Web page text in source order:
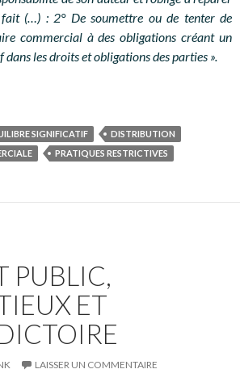
(…) : 2° De soumettre ou de tenter de
commercial à des obligations créant un
les droits et obligations des parties ».
SIGNIFICATIF
DISTRIBUTION
PRATIQUES RESTRICTIVES
PUBLIC,
ET
LAISSER UN COMMENTAIRE